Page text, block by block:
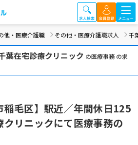
他・医療介護職 その他・医療介護職求人 千
葉在宅診療クリニック の医療事務 の求
稲毛区】駅近／年間休日125
リニックにて医療事務の